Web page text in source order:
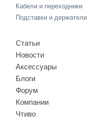
Кабели и переходники
Подставки и держатели
Статьи
Новости
Аксессуары
Блоги
Форум
Компании
Чтиво